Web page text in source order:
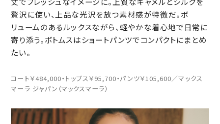
贅沢に使い、上品な光沢を放つ素材感が特徴だ。ボ
リュームのあるルックスながら、軽やかな着心地で日常に
寄り添う。ボトムスはショートパンツでコンパクトにまとめ
たい。
コート￥484,000・トップス￥95,700・パンツ￥105,600／マックス
マーラ ジャパン（マックスマーラ）